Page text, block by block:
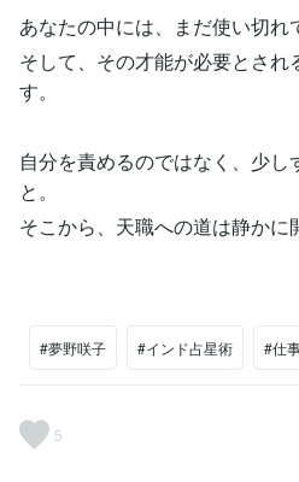
あなたの中には、まだ使い切れ
そして、その才能が必要とされ
す。
自分を責めるのではなく、少し
と。
そこから、天職への道は静かに
#夢野咲子 #インド占星術 #仕
5